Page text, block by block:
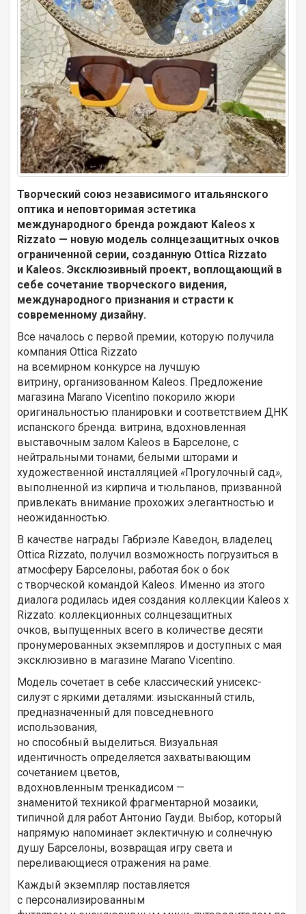
Творческий союз независимого итальянского
оптика и неповторимая эстетика
международного бренда рождают Kaleos x
Rizzato — новую модель солнцезащитных очков
ограниченной серии, созданную Ottica Rizzato
и Kaleos. Эксклюзивный проект, воплощающий в
себе сочетание творческого видения,
международного признания и страсти к
современному дизайну.
Все началось с первой премии, которую получила
компания Ottica Rizzato
на всемирном конкурсе на лучшую
витрину, организованном Kaleos. Предложение
магазина Marano Vicentino покорило жюри
оригинальностью планировки и соответствием ДНК
испанского бренда: витрина, вдохновленная
выставочным залом Kaleos в Барселоне, с
нейтральными тонами, белыми шторами и
художественной инсталляцией «Прогулочный сад»,
выполненной из кирпича и тюльпанов, призванной
привлекать внимание прохожих элегантностью и
неожиданностью.
В качестве награды Габриэле Каведон, владелец
Ottica Rizzato, получил возможность погрузиться в
атмосферу Барселоны, работая бок о бок
с творческой командой Kaleos. Именно из этого
диалога родилась идея создания коллекции Kaleos х
Rizzato: коллекционных солнцезащитных
очков, выпущенных всего в количестве десяти
пронумерованных экземпляров и доступных с мая
эксклюзивно в магазине Marano Vicentino.
Модель сочетает в себе классический унисекс-
силуэт с яркими деталями: изысканный стиль,
предназначенный для повседневного
использования,
но способный выделиться. Визуальная
идентичность определяется захватывающим
сочетанием цветов,
вдохновленным тренкадисом —
знаменитой техникой фрагментарной мозаики,
типичной для работ Антонио Гауди. Выбор, который
напрямую напоминает эклектичную и солнечную
душу Барселоны, возвращая игру света и
переливающиеся отражения на раме.
Каждый экземпляр поставляется
с персонализированным